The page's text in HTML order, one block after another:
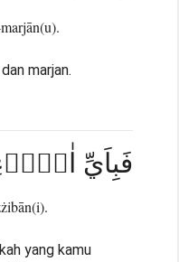
marjan.
فَبِاَيِّ اٰلَاۤءِ
yang kamu